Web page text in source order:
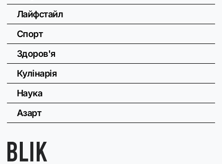
Лайфстайл
Спорт
Здоров'я
Кулінарія
Наука
Азарт